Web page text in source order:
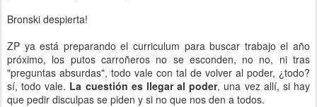
Bronski despierta!
ZP ya está preparando el curriculum para buscar trabajo el año
próximo, los putos carroñeros no se esconden, no no, ni tras
"preguntas absurdas", todo vale con tal de volver al poder, ¿todo?
sí, todo vale. La cuestión es llegar al poder, una vez allí, si hay
que pedir disculpas se piden y si no que nos den a todos.